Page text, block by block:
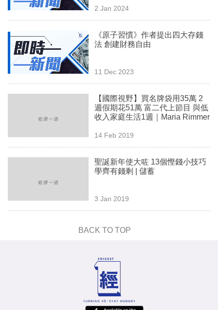
生
時
事
欄
區
2 Jan 2024
《原子習慣》作者提出四大存錢
法 創建財務自由
11 Dec 2023
【國際視野】買名牌袋用35萬 2
週假期花51萬 富二代上節目 與低
收入家庭生活1週｜Maria Rimmer
14 Feb 2019
聖誕新年使大咗 13個慳錢小技巧
學齊有錢剩 | 儲蓄
3 Jan 2019
BACK TO TOP